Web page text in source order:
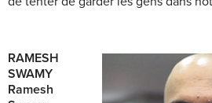
RAMESH
SWAMY
Ramesh